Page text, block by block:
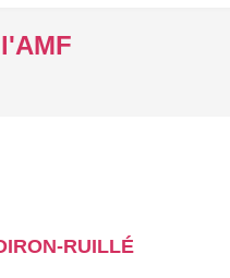
RUILLÉ